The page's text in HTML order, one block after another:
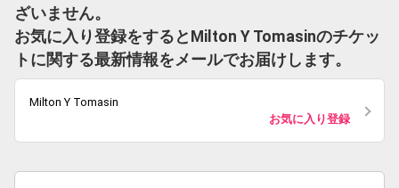
ざいません。
お気に入り登録をするとMilton Y Tomasinのチケッ
トに関する最新情報をメールでお届けします。
Milton Y Tomasin
お気に入り登録